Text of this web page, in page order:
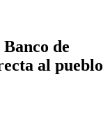
de
al pueblo